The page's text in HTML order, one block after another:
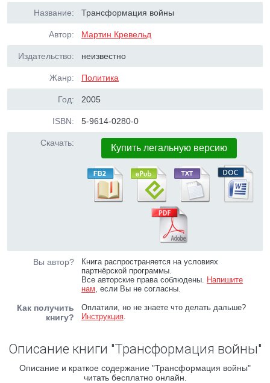
Название: Трансформация войны
Автор: Мартин Кревельд
Издательство: неизвестно
Жанр: Политика
Год: 2005
ISBN: 5-9614-0280-0
Скачать: Купить легальную версию
Вы автор?
Книга распространяется на условиях
партнёрской программы.
Все авторские права соблюдены. Напишите
нам, если Вы не согласны.
Как получить
книгу?
Оплатили, но не знаете что делать дальше?
Инструкция.
Описание книги "Трансформация войны"
Описание и краткое содержание "Трансформация войны"
читать бесплатно онлайн.